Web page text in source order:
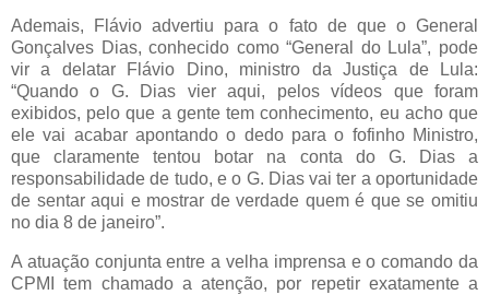
Ademais, Flávio advertiu para o fato de que o General
Gonçalves Dias, conhecido como “General do Lula”, pode
vir a delatar Flávio Dino, ministro da Justiça de Lula:
“Quando o G. Dias vier aqui, pelos vídeos que foram
exibidos, pelo que a gente tem conhecimento, eu acho que
ele vai acabar apontando o dedo para o fofinho Ministro,
que claramente tentou botar na conta do G. Dias a
responsabilidade de tudo, e o G. Dias vai ter a oportunidade
de sentar aqui e mostrar de verdade quem é que se omitiu
no dia 8 de janeiro”.
A atuação conjunta entre a velha imprensa e o comando da
CPMI tem chamado a atenção, por repetir exatamente a